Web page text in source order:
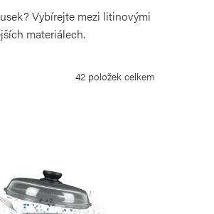
Vybírejte mezi litinovými
materiálech.
42 položek celkem